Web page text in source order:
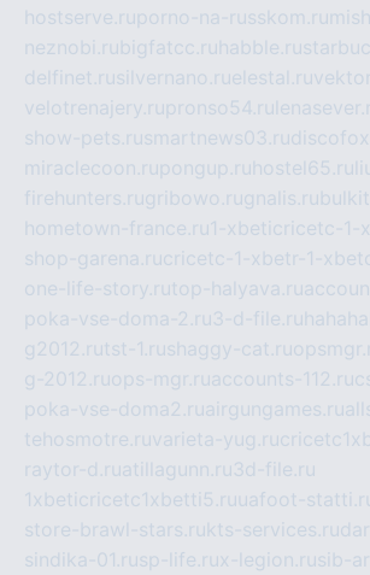
hostserve.ruporno-na-russkom.ru
neznobi.rubigfatcc.ru habble.ru
delfinet.rusilvernano.ruelestal.ru
velotrenajery.rupronso54.ru
show-pets.rusmartnews03.ru
miraclecoon.rupongup.ru hostel65.ru
firehunters.rugribowo.rugnalis.ru
hometown-france.ru1-xbeticricetc-1-
shop-garena.rucricetc-1-xbetr-1-
one-life-story.rutop-halyava.ru
poka-vse-doma-2.ru3-d-file.ru
g2012.rutst-1.rushaggy-cat.ru
g-2012.ruops-mgr.ruaccounts-112.ru
poka-vse-doma2.ruairgungames.ru
tehosmotre.ruvarieta-yug.ru
raytor-d.ruatillagunn.ru3d-file.ru
1xbeticricetc1xbetti5.ruuafoot-
store-brawl-stars.rukts-services.ru
sindika-01.rusp-life.rux-legion.rusib-